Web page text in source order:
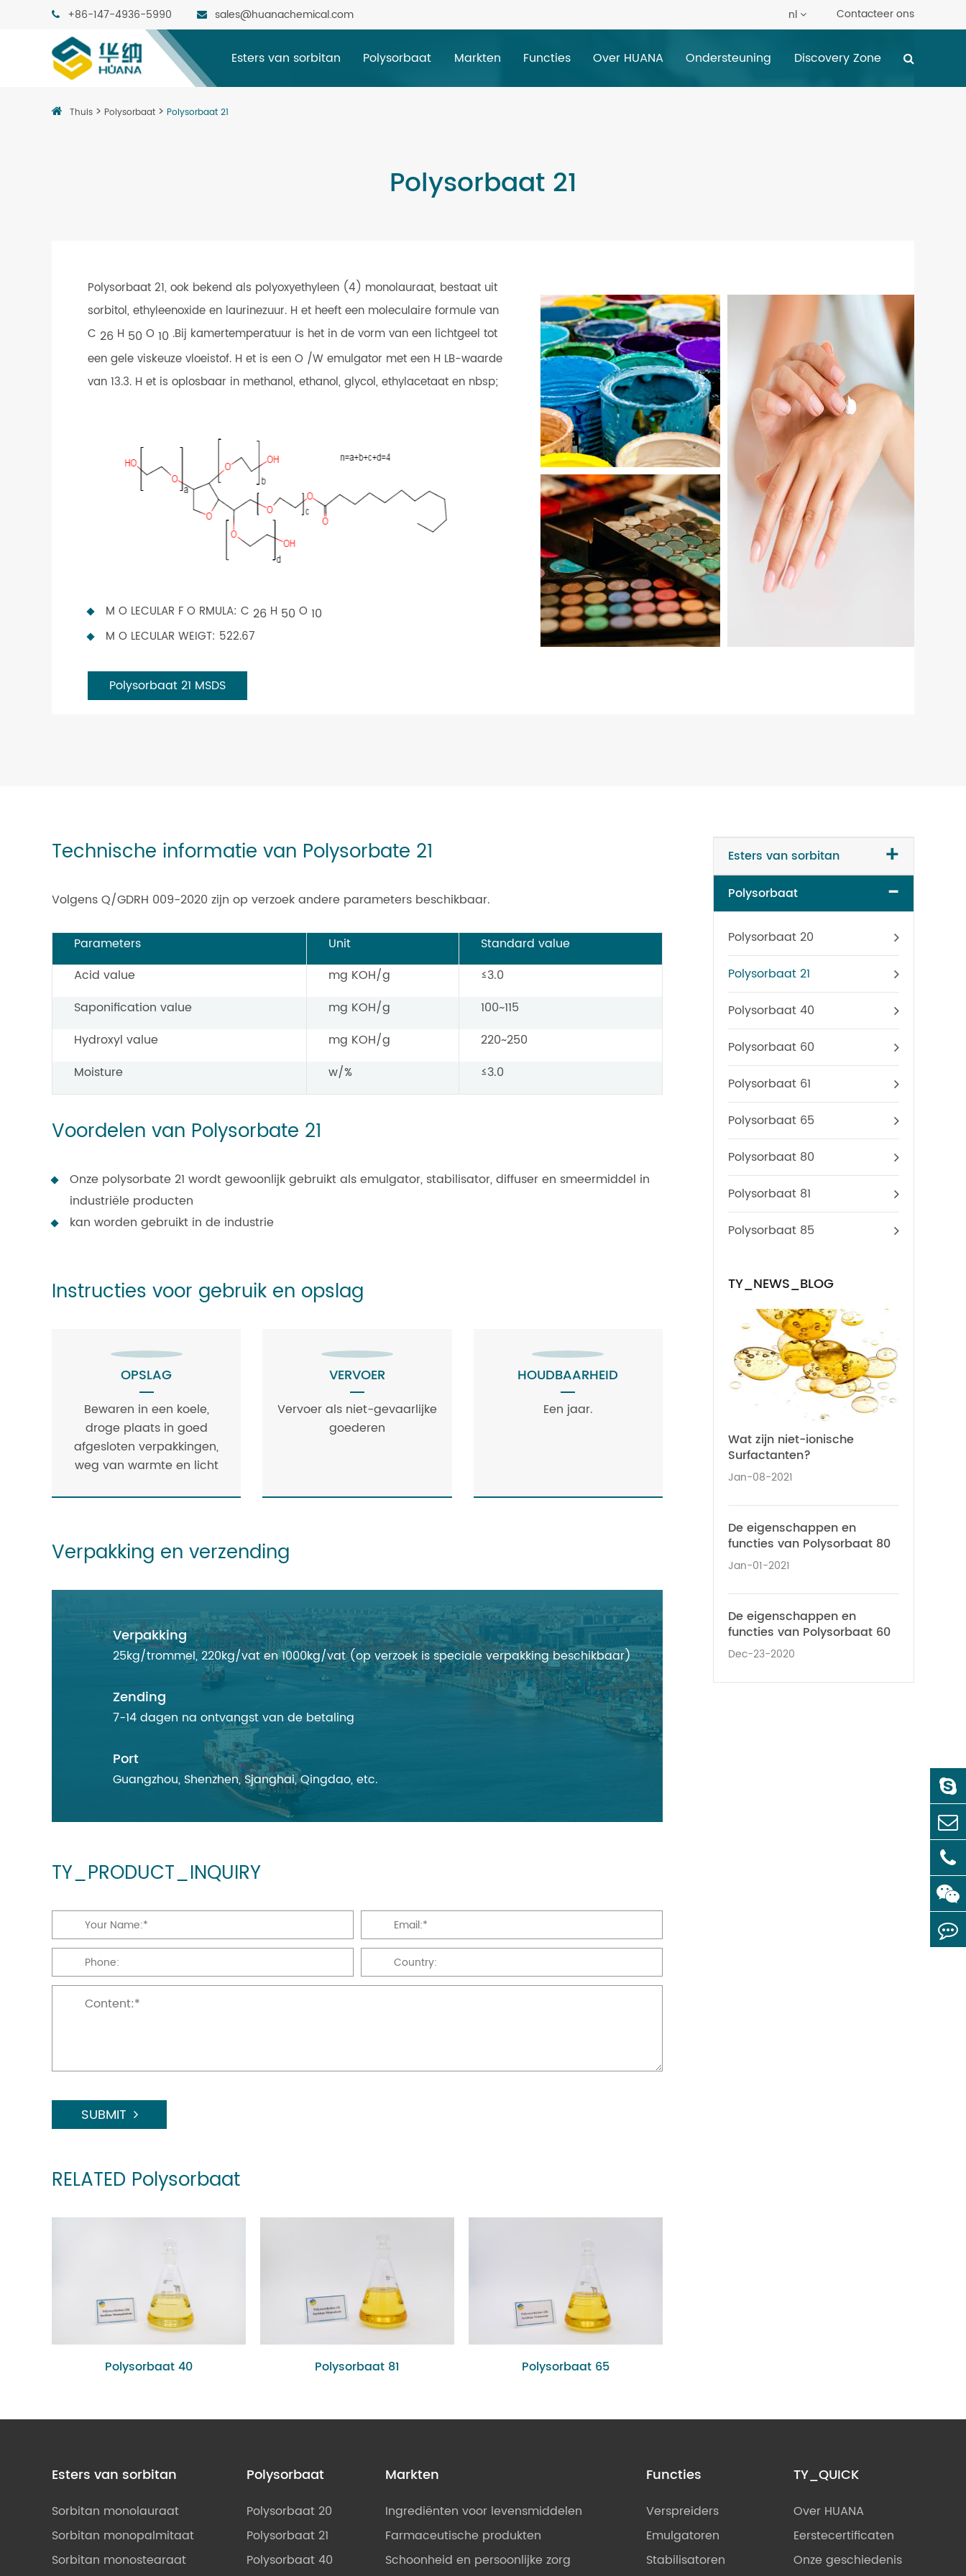
+86-147-4936-5990 sales@huanachemical.com nl Contacteer ons
Esters van sorbitan Polysorbaat Markten Functies Over HUANA Ondersteuning Discovery Zone
Thuis Polysorbaat Polysorbaat 21
Polysorbaat 21
Polysorbaat 21, ook bekend als polyoxyethyleen (4) monolauraat, bestaat uit
sorbitol, ethyleenoxide en laurinezuur. H et heeft een moleculaire formule van
C 26 H 50 O 10 .Bij kamertemperatuur is het in de vorm van een lichtgeel tot
een gele viskeuze vloeistof. H et is een O /W emulgator met een H LB-waarde
van 13.3. H et is oplosbaar in methanol, ethanol, glycol, ethylacetaat en nbsp;
M O LECULAR F O RMULA: C 26 H 50 O 10
M O LECULAR WEIGT: 522.67
Polysorbaat 21 MSDS
Technische informatie van Polysorbate 21
Volgens Q/GDRH 009-2020 zijn op verzoek andere parameters beschikbaar.
Parameters Unit
Standard value
Acid value
mg KOH/g
≤3.0
Saponification value
mg KOH/g
100~115
Hydroxyl value
mg KOH/g
220~250
Moisture
w/% ≤3.0
Voordelen van Polysorbate 21
Onze polysorbate 21 wordt gewoonlijk gebruikt als emulgator, stabilisator, diffuser en smeermiddel in
industriële producten
kan worden gebruikt in de industrie
Instructies voor gebruik en opslag
OPSLAG
Bewaren in een koele,
droge plaats in goed
afgesloten verpakkingen,
weg van warmte en licht
VERVOER
Vervoer als niet-gevaarlijke
goederen
HOUDBAARHEID
Een jaar.
Verpakking en verzending
Verpakking
25kg/trommel, 220kg/vat en 1000kg/vat (op verzoek is speciale verpakking beschikbaar)
Zending
7-14 dagen na ontvangst van de betaling
Port
Guangzhou, Shenzhen, Sjanghai, Qingdao, etc.
TY_PRODUCT_INQUIRY
SUBMIT
RELATED Polysorbaat
Polysorbaat 40 Polysorbaat 81 Polysorbaat 65
Esters van sorbitan +
Polysorbaat -
Polysorbaat 20
Polysorbaat 21
Polysorbaat 40
Polysorbaat 60
Polysorbaat 61
Polysorbaat 65
Polysorbaat 80
Polysorbaat 81
Polysorbaat 85
TY_NEWS_BLOG
Wat zijn niet-ionische
Surfactanten?
Jan-08-2021
De eigenschappen en
functies van Polysorbaat 80
Jan-01-2021
De eigenschappen en
functies van Polysorbaat 60
Dec-23-2020
Esters van sorbitan
Sorbitan monolauraat
Sorbitan monopalmitaat
Sorbitan monostearaat
Polysorbaat
Polysorbaat 20
Polysorbaat 21
Polysorbaat 40
Markten
Ingrediënten voor levensmiddelen
Farmaceutische produkten
Schoonheid en persoonlijke zorg
Functies
Verspreiders
Emulgatoren
Stabilisatoren
TY_QUICK
Over HUANA
Eerstecertificaten
Onze geschiedenis